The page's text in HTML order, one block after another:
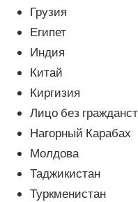
Грузия
Египет
Индия
Китай
Киргизия
Лицо без
Нагорный Карабах
Молдова
Таджикистан
Туркменистан